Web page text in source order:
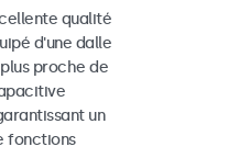
qualité
d'une dalle
proche de
un
fonctions